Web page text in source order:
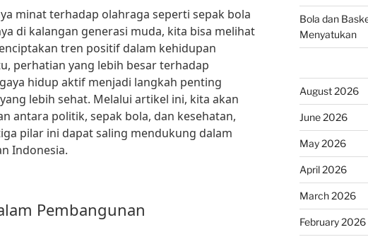
minat terhadap olahraga seperti sepak bola
di kalangan generasi muda, kita bisa melihat
tren positif dalam kehidupan
perhatian yang lebih besar terhadap
hidup aktif menjadi langkah penting
lebih sehat. Melalui artikel ini, kita akan
antara politik, sepak bola, dan kesehatan,
pilar ini dapat saling mendukung dalam
Indonesia.
Pembangunan
Bola dan
Menyatukan
August 2026
June 2026
May 2026
April 2026
March 2026
February 2026